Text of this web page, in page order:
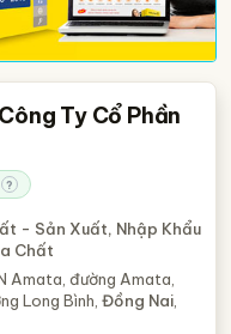
Ty Cổ Phần
?
- Sản Xuất, Nhập Khẩu
Chất
Amata, đường Amata,
Long Bình,Đồng Nai,